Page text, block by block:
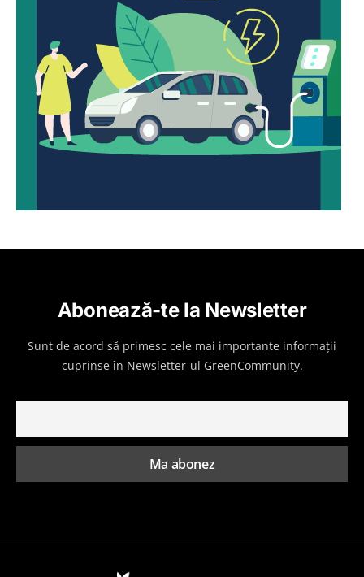
Abonează-te la Newsletter
Sunt de acord să primesc cele mai importante informații
cuprinse în Newsletter-ul GreenCommunity.